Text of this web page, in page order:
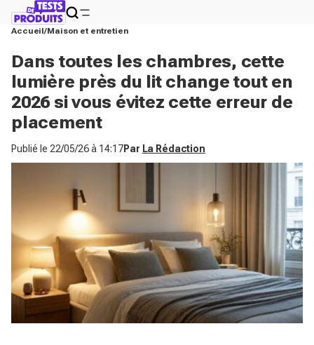
Accueil Maison et entretien
Dans toutes les chambres, cette
lumière près du lit change tout en
2026 si vous évitez cette erreur de
placement
Publié le 22/05/26 à 14:17Par La Rédaction